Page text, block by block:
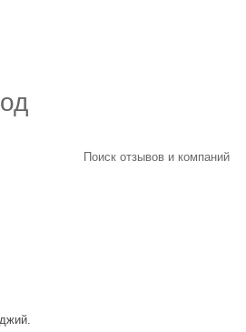
Поиск отзывов и компаний